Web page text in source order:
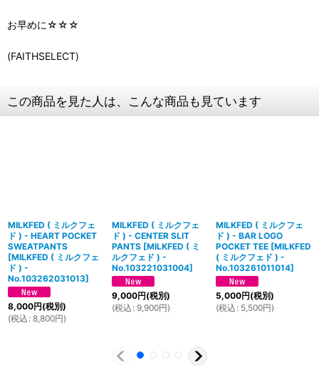
お早めに☆☆☆
(FAITHSELECT)
この商品を見た人は、こんな商品も見ています
MILKFED ( ミルクフェ
ド ) - HEART POCKET
SWEATPANTS
[MILKFED ( ミルクフェ
ド ) -
No.103262031013]
8,000円(税別)
(税込 : 8,800円)
MILKFED ( ミルクフェ
ド ) - CENTER SLIT
PANTS [MILKFED ( ミ
ルクフェド ) -
No.103221031004]
9,000円(税別)
(税込 : 9,900円)
MILKFED ( ミルクフェ
ド ) - BAR LOGO
POCKET TEE [MILKFED
( ミルクフェド ) -
No.103261011014]
5,000円(税別)
(税込 : 5,500円)